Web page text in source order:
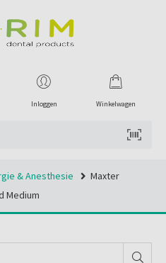
Winkelwagen
Inloggen
& Anesthesie
Maxter
Medium